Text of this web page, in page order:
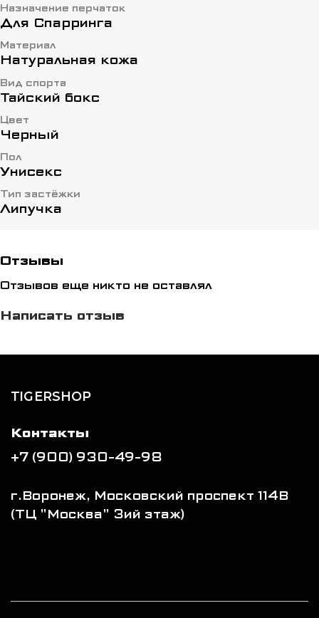
Назначение перчаток
Для Спарринга
Материал
Натуральная кожа
Вид спорта
Тайский бокс
Цвет
Черный
Пол
Унисекс
Тип застёжки
Липучка
Отзывы
Отзывов еще никто не оставлял
Написать отзыв
TIGERSHOP
Контакты
+7 (900) 930-49-98
г.Воронеж, Московский проспект 114В
(ТЦ "Москва" 3ий этаж)